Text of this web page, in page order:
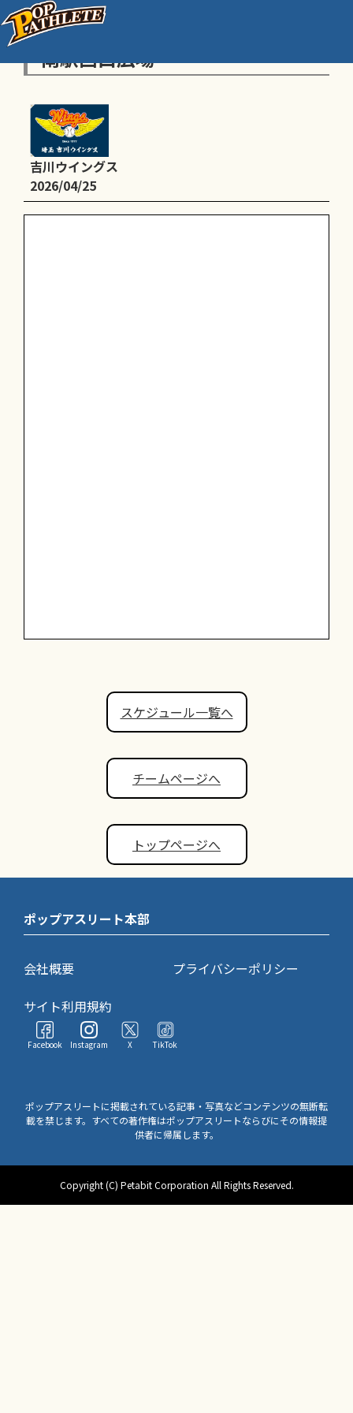
【全体】体験会 9時〜 JR吉川美
南駅西口広場
吉川ウイングス
2026/04/25
スケジュール一覧へ
チームページへ
トップページへ
ポップアスリート本部
会社概要
プライバシーポリシー
サイト利用規約
Facebook Instagram X TikTok
ポップアスリートに掲載されている記事・写真などコンテンツの無断転
載を禁じます。すべての著作権はポップアスリートならびにその情報提
供者に帰属します。
Copyright (C) Petabit Corporation All Rights Reserved.